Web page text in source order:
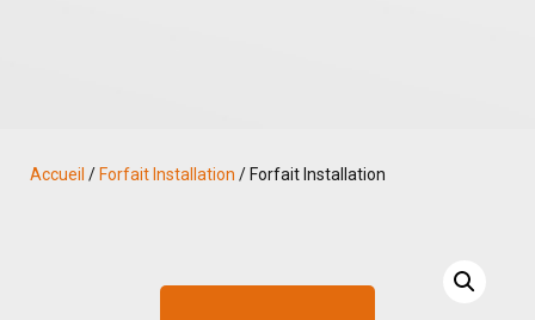
Accueil / Forfait Installation / Forfait Installation